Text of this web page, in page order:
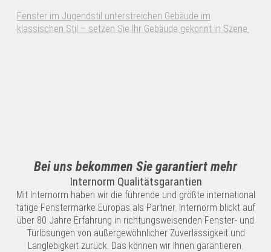
Fenster im Jugendstil unterstreichen Gebäude im
klassischen Stil – setzen Sie Ihr Gebäude gekonnt in Szene.
Bei uns bekommen Sie garantiert mehr
Internorm Qualitätsgarantien
Mit Internorm haben wir die führende und größte international
tätige Fenstermarke Europas als Partner. Internorm blickt auf
über 80 Jahre Erfahrung in richtungsweisenden Fenster- und
Türlösungen von außergewöhnlicher Zuverlässigkeit und
Langlebigkeit zurück. Das können wir Ihnen garantieren.